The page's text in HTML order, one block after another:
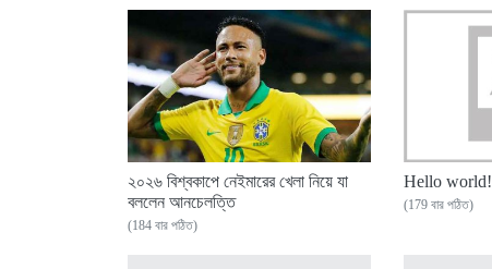
২০২৬ বিশ্বকাপে নেইমারের খেলা নিয়ে যা
বললেন আনচেলত্তি
(184 বার পঠিত)
Hello world!
(179 বার পঠিত)